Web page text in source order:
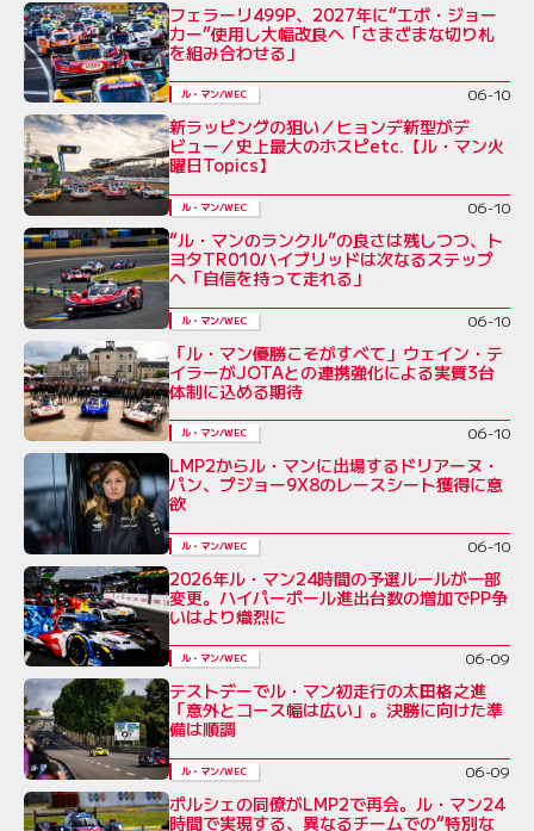
フェラーリ499P、2027年に“エボ・ジョー
カー”使用し大幅改良へ「さまざまな切り札
を組み合わせる」
ル・マン/WEC 06-10
新ラッピングの狙い／ヒョンデ新型がデ
ビュー／史上最大のホスピetc.【ル・マン火
曜日Topics】
ル・マン/WEC 06-10
“ル・マンのランクル”の良さは残しつつ、ト
ヨタTR010ハイブリッドは次なるステップ
へ「自信を持って走れる」
ル・マン/WEC 06-10
「ル・マン優勝こそがすべて」ウェイン・テ
イラーがJOTAとの連携強化による実質3台
体制に込める期待
ル・マン/WEC 06-10
LMP2からル・マンに出場するドリアーヌ・
パン、プジョー9X8のレースシート獲得に意
欲
ル・マン/WEC 06-10
2026年ル・マン24時間の予選ルールが一部
変更。ハイパーポール進出台数の増加でPP争
いはより熾烈に
ル・マン/WEC 06-09
テストデーでル・マン初走行の太田格之進
「意外とコース幅は広い」。決勝に向けた準
備は順調
ル・マン/WEC 06-09
ポルシェの同僚がLMP2で再会。ル・マン24
時間で実現する、異なるチームでの“特別な